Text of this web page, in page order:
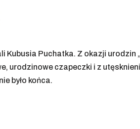
Kubusia Puchatka. Z okazji urodzin
urodzinowe czapeczki i z
było końca.